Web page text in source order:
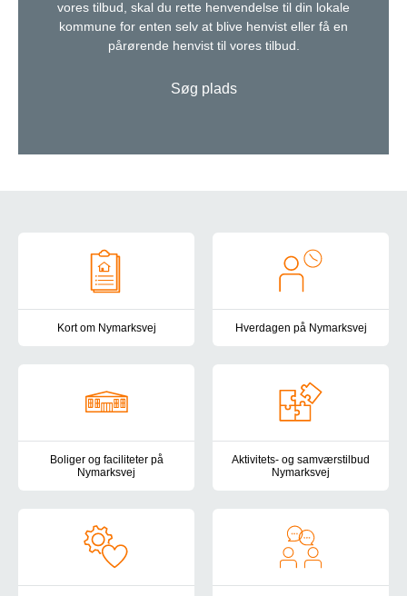
vores tilbud, skal du rette henvendelse til din lokale
kommune for enten selv at blive henvist eller få en
pårørende henvist til vores tilbud.
Søg plads
Kort om Nymarksvej Hverdagen på Nymarksvej
Boliger og faciliteter på
Nymarksvej
Aktivitets- og samværstilbud
Nymarksvej